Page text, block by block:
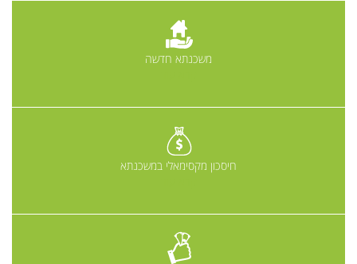
משכנתא חדשה
חיסכון מקסימאלי במשכנתא